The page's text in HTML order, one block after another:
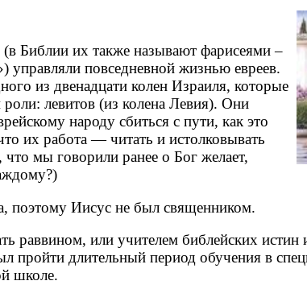
Библии их также называют фарисеями –
управляли повседневной жизнью евреев.
из двенадцати колен Израиля, которые
левитов (из колена Левия). Они
народу сбиться с пути, как это
их работа — читать и истолковывать
мы говорили ранее о Бог желает,
поэтому Иисус не был священником.
раввином, или учителем библейских истин
пройти длительный период обучения в
школе.